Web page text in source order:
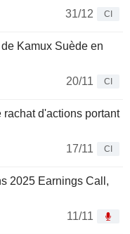
31/12
CI
Kamux Suède en
20/11
CI
rachat d'actions portant
17/11
CI
2025 Earnings Call,
11/11